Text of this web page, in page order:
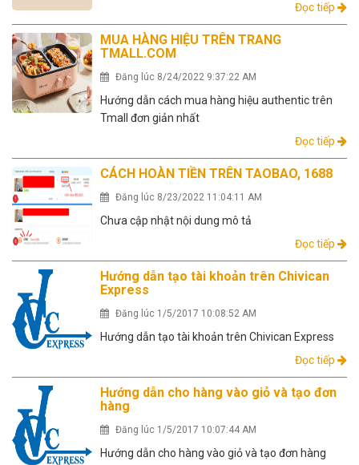
Đọc tiếp
MUA HÀNG HIỆU TRÊN TRANG
TMALL.COM
Đăng lúc 8/24/2022 9:37:22 AM
Hướng dẫn cách mua hàng hiệu authentic trên
Tmall đơn giản nhất
Đọc tiếp
CÁCH HOÀN TIỀN TRÊN TAOBAO, 1688
Đăng lúc 8/23/2022 11:04:11 AM
Chưa cập nhật nội dung mô tả
Đọc tiếp
Hướng dẫn tạo tài khoản trên Chivican
Express
Đăng lúc 1/5/2017 10:08:52 AM
Hướng dẫn tạo tài khoản trên Chivican Express
Đọc tiếp
Hướng dẫn cho hàng vào giỏ và tạo đơn
hàng
Đăng lúc 1/5/2017 10:07:44 AM
Hướng dẫn cho hàng vào giỏ và tạo đơn hàng